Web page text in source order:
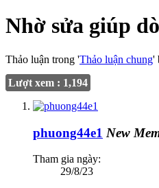
Nhờ sửa giúp
Thảo luận trong 'Thảo luận chung'
Lượt xem : 1,194
phuong44e1 New
Tham gia ngày:
29/8/23